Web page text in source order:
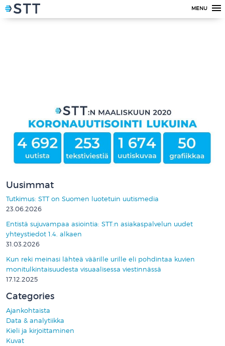
MENU
Uusimmat
Tutkimus: STT on Suomen luotetuin uutismedia
23.06.2026
Entistä sujuvampaa asiointia: STT:n asiakaspalvelun uudet
yhteystiedot 1.4. alkaen
31.03.2026
Kun reki meinasi lähteä väärille urille eli pohdintaa kuvien
monitulkintaisuudesta visuaalisessa viestinnässä
17.12.2025
Categories
Ajankohtaista
Data & analytiikka
Kieli ja kirjoittaminen
Kuvat